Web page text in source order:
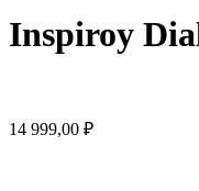
Inspiroy
14 999,00 ₽